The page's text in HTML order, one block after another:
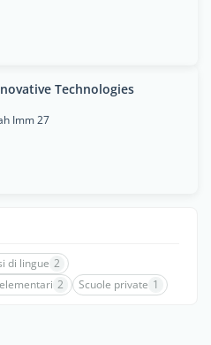
Technologies
Imm 27
di lingue 2
2 Scuole private 1